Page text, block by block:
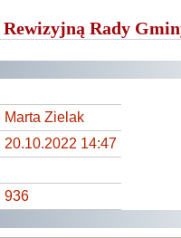
Rady
Marta Zielak
20.10.2022 14:47
936